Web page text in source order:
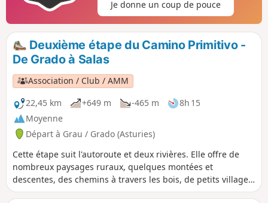
Je donne un coup de pouce
Deuxième étape du Camino Primitivo -
De Grado à Salas
Association / Club / AMM
22,45 km
+649 m -465 m
8h 15
Moyenne
Départ à Grau / Grado (Asturies)
Cette étape suit l'autoroute et deux rivières. Elle offre de
nombreux paysages ruraux, quelques montées et
descentes, des chemins à travers les bois, de petits villages,
d'anciens monastères et de nombreux hórreos.